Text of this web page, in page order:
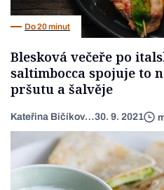
Do 20 minut
Blesková večeře po
saltimbocca spojuje to
pršutu a šalvěje
Kateřina Bičíková Harudová30. 9. 2021